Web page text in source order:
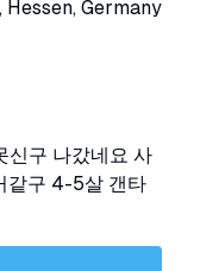
, Hessen, Germany
신구 나갔네요 사
같구 4-5살 갠타